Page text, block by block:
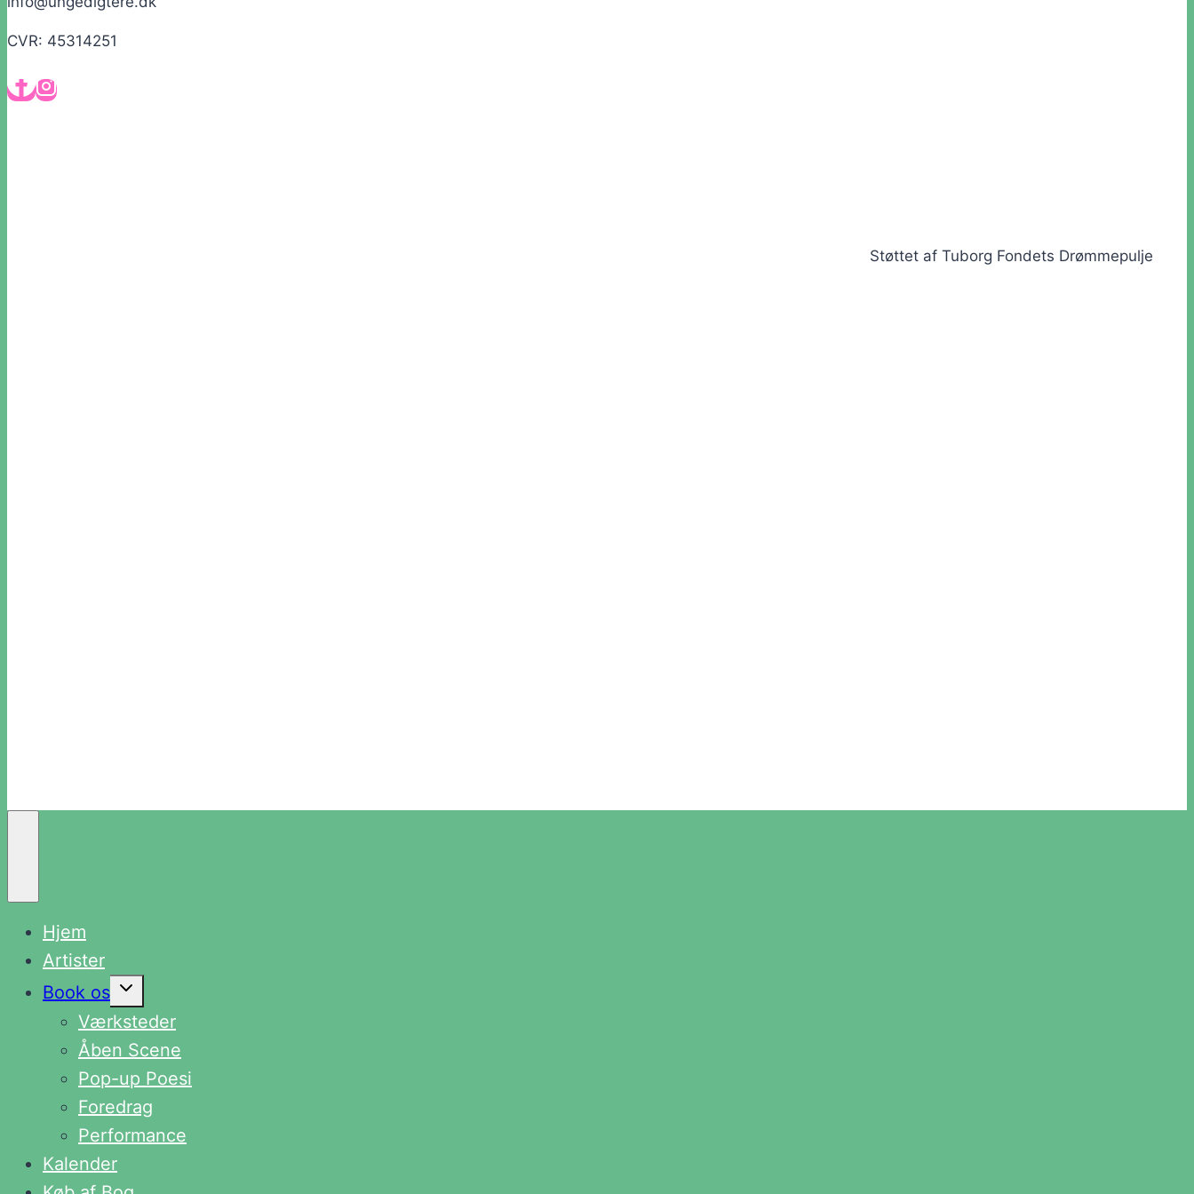
CVR: 45314251
Støttet af Tuborg Fondets Drømmepulje
Hjem
Artister
Book os Skift
undermenu
Værksteder
Åben Scene
Pop-up Poesi
Foredrag
Performance
Kalender